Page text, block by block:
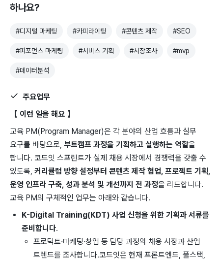
하나요?
#디지털 마케팅 #카피라이팅 #콘텐츠 제작 #SEO
#퍼포먼스 마케팅 #서비스 기획 #시장조사 #mvp
#데이터분석
주요업무
【 이런 일을 ​해요 】
교육 ​PM(Program ​Manager)은 각 ​분야의 산업 흐름과 실무 ​
요구를 ​바탕으로, 부트캠프 과정을 ​기획하고 실행하는 역할을 ​
합니다. 코드잇 ​스프린트가 ​실제 채용 ​시장에서 ​경쟁력을 ​갖출 수
있도록, 커리큘럼 ​방향 ​설정부터 콘텐츠 제작 ​협업, ​프로젝트 ​기획,
운영 인프라 ​구축, 성과 ​분석 ​및 개선까지 ​전 과정을 ​리드합니다.
교육 ​PM의 구체적인 업무는 ​아래와 같습니다.
K-Digital ​Training(KDT) 사업 신청을 위한 기획과 서류를
준비합니다.
프로덕트·마케팅·창업 등 담당 과정의 채용 시장과 산업
트렌드를 조사합니다.코드잇은 현재 프론트엔드, 풀스택,